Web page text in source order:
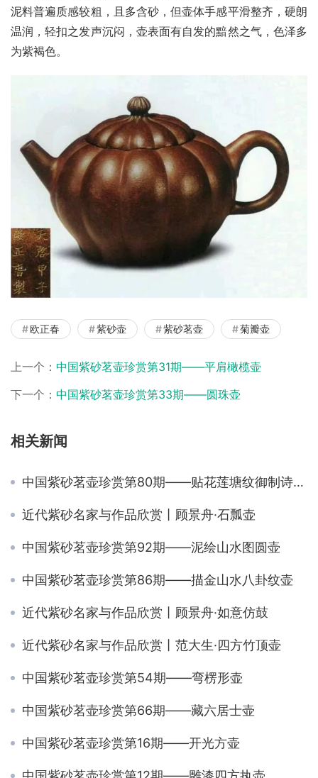
泥料普遍质感较粗，且多含砂，但壶体手感平滑整齐，硬朗
温润，轻扣之发声沉闷，壶表面有自发的黯然之气，色泽多
为紫褐色。
欧正春 紫砂壶 紫砂茗壶 菊瓣壶
上一个： 中国紫砂茗壶珍赏第31期——平肩橄榄壶
下一个： 中国紫砂茗壶珍赏第33期——圆珠壶
相关新闻
中国紫砂茗壶珍赏第80期——贴花莲塘纹御制诗方壶
近代紫砂名家与作品欣赏丨顾景舟·石瓢壶
中国紫砂茗壶珍赏第92期——泥绘山水图圆壶
中国紫砂茗壶珍赏第86期——描金山水八卦纹壶
近代紫砂名家与作品欣赏丨顾景舟·如意仿鼓
近代紫砂名家与作品欣赏丨范大生·四方竹顶壶
中国紫砂茗壶珍赏第54期——弯楞形壶
中国紫砂茗壶珍赏第66期——藏六居士壶
中国紫砂茗壶珍赏第16期——开光方壶